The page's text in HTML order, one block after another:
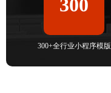
300
300+全行业小程序模版